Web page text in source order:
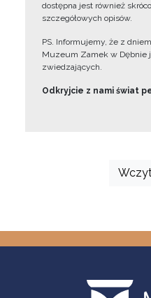
dostępna jest również
szczegółowych opisów.
PS. Informujemy, że z
Muzeum Zamek w Dębnie
zwiedzających.
Odkryjcie z nami świat